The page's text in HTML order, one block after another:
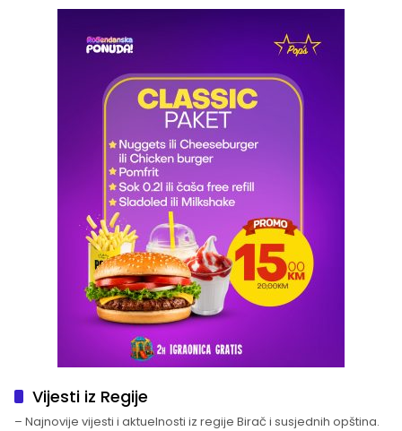
Vijesti iz Regije
– Najnovije vijesti i aktuelnosti iz regije Birač i susjednih opština.